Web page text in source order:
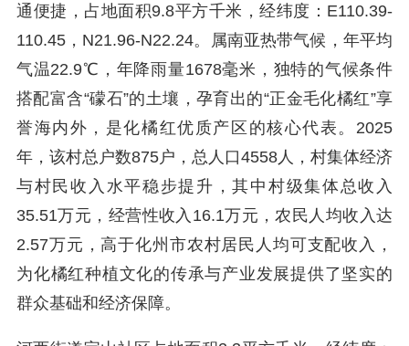
通便捷，占地面积9.8平方千米，经纬度：E110.39-
110.45，N21.96-N22.24。属南亚热带气候，年平均
气温22.9℃，年降雨量1678毫米，独特的气候条件
搭配富含“礞石”的土壤，孕育出的“正金毛化橘红”享
誉海内外，是化橘红优质产区的核心代表。2025
年，该村总户数875户，总人口4558人，村集体经济
与村民收入水平稳步提升，其中村级集体总收入
35.51万元，经营性收入16.1万元，农民人均收入达
2.57万元，高于化州市农村居民人均可支配收入，
为化橘红种植文化的传承与产业发展提供了坚实的
群众基础和经济保障。